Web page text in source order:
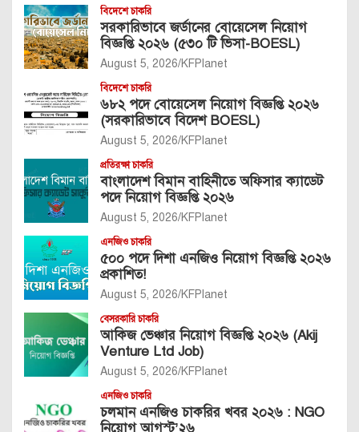
বিদেশে চাকরি
সরকারিভাবে জর্ডানের বোয়েসেল নিয়োগ
বিজ্ঞপ্তি ২০২৬ (৫৩০ টি ভিসা-BOESL)
August 5, 2026 KFPlanet
বিদেশে চাকরি
৬৮২ পদে বোয়েসেল নিয়োগ বিজ্ঞপ্তি ২০২৬
(সরকারিভাবে বিদেশ BOESL)
August 5, 2026 KFPlanet
প্রতিরক্ষা চাকরি
বাংলাদেশ বিমান বাহিনীতে অফিসার ক্যাডেট
পদে নিয়োগ বিজ্ঞপ্তি ২০২৬
August 5, 2026 KFPlanet
এনজিও চাকরি
৫০০ পদে দিশা এনজিও নিয়োগ বিজ্ঞপ্তি ২০২৬
প্রকাশিত!
August 5, 2026 KFPlanet
বেসরকারি চাকরি
আকিজ ভেঞ্চার নিয়োগ বিজ্ঞপ্তি ২০২৬ (Akij
Venture Ltd Job)
August 5, 2026 KFPlanet
এনজিও চাকরি
চলমান এনজিও চাকরির খবর ২০২৬ : NGO
নিয়োগ আগস্ট’২৬